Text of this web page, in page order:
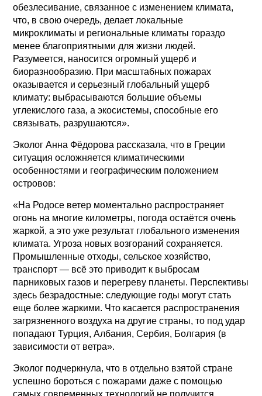
обезлесивание, связанное с изменением климата,
что, в свою очередь, делает локальные
микроклиматы и региональные климаты гораздо
менее благоприятными для жизни людей.
Разумеется, наносится огромный ущерб и
биоразнообразию. При масштабных пожарах
оказывается и серьезный глобальный ущерб
климату: выбрасываются большие объемы
углекислого газа, а экосистемы, способные его
связывать, разрушаются».
Эколог Анна Фёдорова рассказала, что в Греции
ситуация осложняется климатическими
особенностями и географическим положением
островов:
«На Родосе ветер моментально распространяет
огонь на многие километры, погода остаётся очень
жаркой, а это уже результат глобального изменения
климата. Угроза новых возгораний сохраняется.
Промышленные отходы, сельское хозяйство,
транспорт — всё это приводит к выбросам
парниковых газов и перегреву планеты. Перспективы
здесь безрадостные: следующие годы могут стать
еще более жаркими. Что касается распространения
загрязненного воздуха на другие страны, то под удар
попадают Турция, Албания, Сербия, Болгария (в
зависимости от ветра».
Эколог подчеркнула, что в отдельно взятой стране
успешно бороться с пожарами даже с помощью
самых современных технологий не получится.